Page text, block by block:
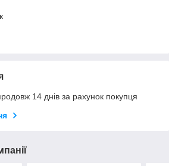
14 днів за рахунок покупця